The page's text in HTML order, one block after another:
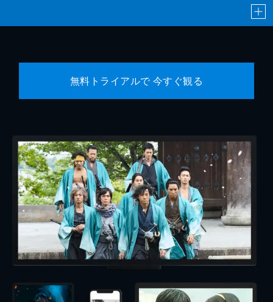
無料トライアルで 今すぐ観る